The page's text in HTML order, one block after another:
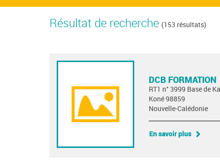
Résultat de recherche (153 résultats)
DCB FORMATION
RT1 n° 3999 Base de
Koné 98859
Nouvelle-Calédonie
En savoir plus